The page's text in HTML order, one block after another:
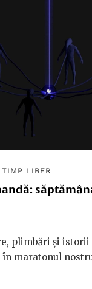
TIMP LIBER
plimbări și istorii
în maratonul